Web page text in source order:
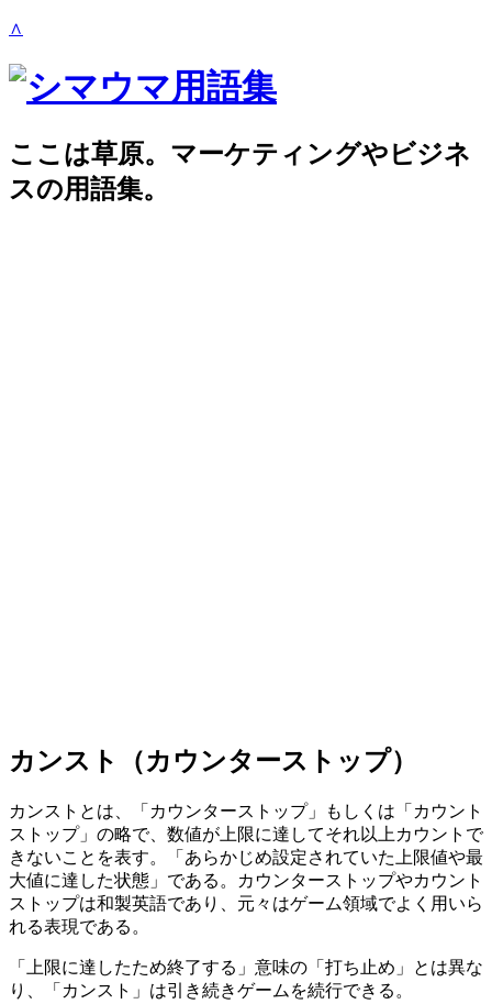
∧
ここは草原。マーケティングやビジネ
スの用語集。
カンスト（カウンターストップ）
カンストとは、「カウンターストップ」もしくは「カウント
ストップ」の略で、数値が上限に達してそれ以上カウントで
きないことを表す。「あらかじめ設定されていた上限値や最
大値に達した状態」である。カウンターストップやカウント
ストップは和製英語であり、元々はゲーム領域でよく用いら
れる表現である。
「上限に達したため終了する」意味の「打ち止め」とは異な
り、「カンスト」は引き続きゲームを続行できる。